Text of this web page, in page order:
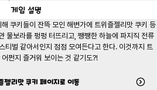
게임 설명
쿠키들이 잔뜩 모인 해변가에 트위즐젤리맛 쿠키 등
물보라를 펑펑 터뜨리고, 쨍쨍한 하늘에 파지직 전류
티벌 같아서인지 점점 모여든다고 한다. 이것까지 트
쩐지 즐거워 보이는 것 같기도?!
젤리맛 쿠키 페이지로 이동